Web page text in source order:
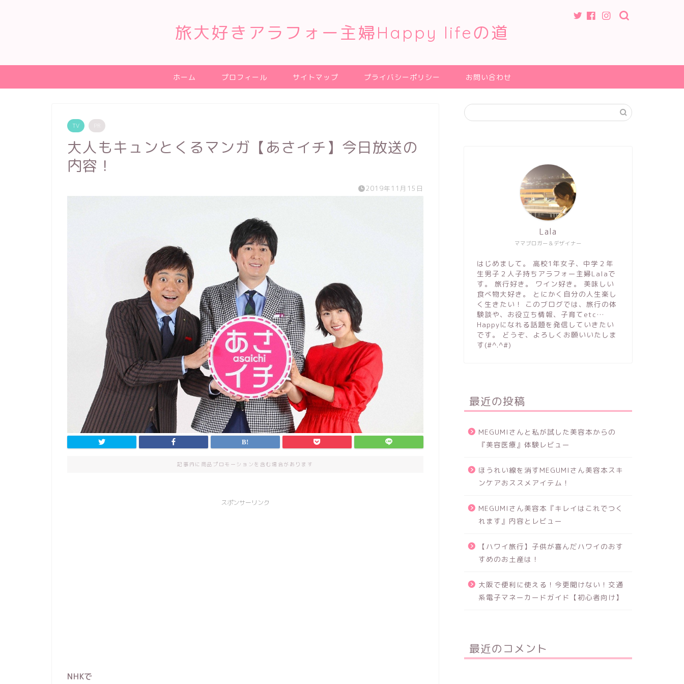
旅大好きアラフォー主婦Happy lifeの道
ホーム プロフィール サイトマップ プライバシーポリシー お問い合わせ
TV
大人もキュンとくるマンガ【あさイチ】今日放送の
内容！
2019年11月15日
記事内に商品プロモーションを含む場合があります
スポンサーリンク
NHKで
ママブロガー＆デザイナー
Lala
はじめまして。 高校1年女子、中学２年
生男子２人子持ちアラフォー主婦Lalaで
す。 旅行好き。 ワイン好き。 美味しい
食べ物大好き。 とにかく自分の人生楽し
く生きたい！ このブログでは、旅行の体
験談や、お役立ち情報、子育てetc…
Happyになれる話題を発信していきたい
です。 どうぞ、よろしくお願いいたしま
す(#^.^#)
最近の投稿
MEGUMIさんと私が試した美容本からの
『美容医療』体験レビュー
ほうれい線を消すMEGUMIさん美容本スキ
ンケアおススメアイテム！
MEGUMIさん美容本『キレイはこれでつく
れます』内容とレビュー
【ハワイ旅行】子供が喜んだハワイのおす
すめのお土産は！
大阪で便利に使える！今更聞けない！交通
系電子マネーカードガイド【初心者向け】
最近のコメント